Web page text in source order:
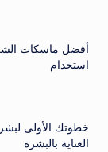
أفضل ماسكات
استخدام
خطوتك الأولى
العناية بالبشرة